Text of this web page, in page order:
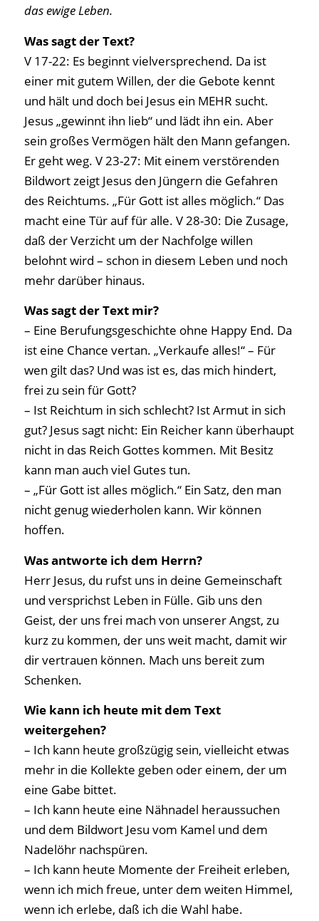
das ewige Leben.
Was sagt der Text?
V 17-22: Es beginnt vielversprechend. Da ist
einer mit gutem Willen, der die Gebote kennt
und hält und doch bei Jesus ein MEHR sucht.
Jesus „gewinnt ihn lieb“ und lädt ihn ein. Aber
sein großes Vermögen hält den Mann gefangen.
Er geht weg. V 23-27: Mit einem verstörenden
Bildwort zeigt Jesus den Jüngern die Gefahren
des Reichtums. „Für Gott ist alles möglich.“ Das
macht eine Tür auf für alle. V 28-30: Die Zusage,
daß der Verzicht um der Nachfolge willen
belohnt wird – schon in diesem Leben und noch
mehr darüber hinaus.
Was sagt der Text mir?
– Eine Berufungsgeschichte ohne Happy End. Da
ist eine Chance vertan. „Verkaufe alles!“ – Für
wen gilt das? Und was ist es, das mich hindert,
frei zu sein für Gott?
– Ist Reichtum in sich schlecht? Ist Armut in sich
gut? Jesus sagt nicht: Ein Reicher kann überhaupt
nicht in das Reich Gottes kommen. Mit Besitz
kann man auch viel Gutes tun.
– „Für Gott ist alles möglich.“ Ein Satz, den man
nicht genug wiederholen kann. Wir können
hoffen.
Was antworte ich dem Herrn?
Herr Jesus, du rufst uns in deine Gemeinschaft
und versprichst Leben in Fülle. Gib uns den
Geist, der uns frei mach von unserer Angst, zu
kurz zu kommen, der uns weit macht, damit wir
dir vertrauen können. Mach uns bereit zum
Schenken.
Wie kann ich heute mit dem Text
weitergehen?
– Ich kann heute großzügig sein, vielleicht etwas
mehr in die Kollekte geben oder einem, der um
eine Gabe bittet.
– Ich kann heute eine Nähnadel heraussuchen
und dem Bildwort Jesu vom Kamel und dem
Nadelöhr nachspüren.
– Ich kann heute Momente der Freiheit erleben,
wenn ich mich freue, unter dem weiten Himmel,
wenn ich erlebe, daß ich die Wahl habe.